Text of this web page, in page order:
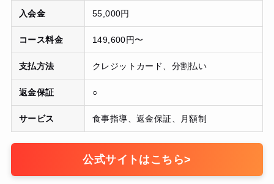
入会金 55,000円
コース料金 149,600円〜
支払方法 クレジットカード、分割払い
返金保証 ○
サービス 食事指導、返金保証、月額制
公式サイトはこちら>